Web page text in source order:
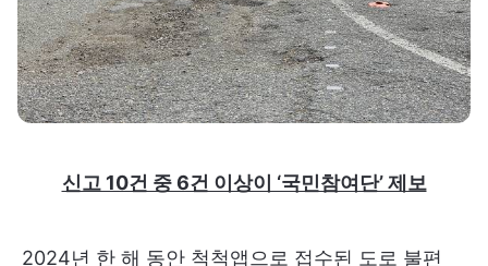
신고 10건 중 6건 이상이 ‘국민참여단’ 제보
2024년 한 해 동안 척척앱으로 접수된 도로 불편